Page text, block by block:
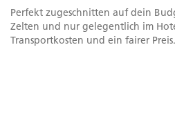
Perfekt zugeschnitten auf dein
Zelten und nur gelegentlich im
Transportkosten und ein fairer Preis.